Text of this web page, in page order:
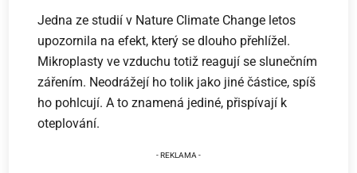
Jedna ze studií v Nature Climate Change letos
upozornila na efekt, který se dlouho přehlížel.
Mikroplasty ve vzduchu totiž reagují se slunečním
zářením. Neodrážejí ho tolik jako jiné částice, spíš
ho pohlcují. A to znamená jediné, přispívají k
oteplování.